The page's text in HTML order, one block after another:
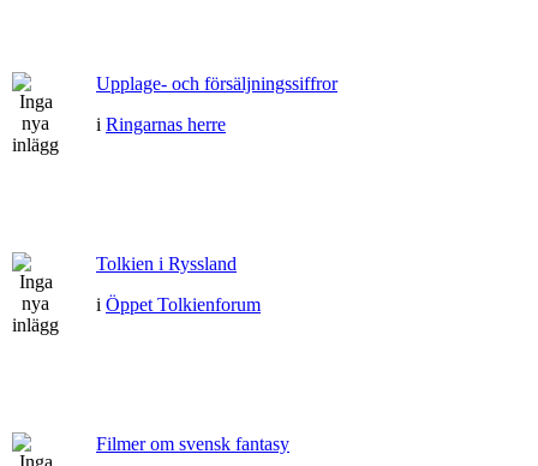
Upplage- och försäljningssiffror
i Ringarnas herre
Tolkien i Ryssland
i Öppet Tolkienforum
Filmer om svensk fantasy